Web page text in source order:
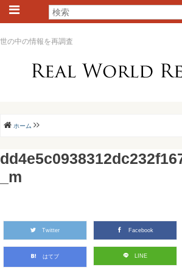
世の中の情報を再調査
ホーム
_m
Twitter Facebook
はてブ LINE